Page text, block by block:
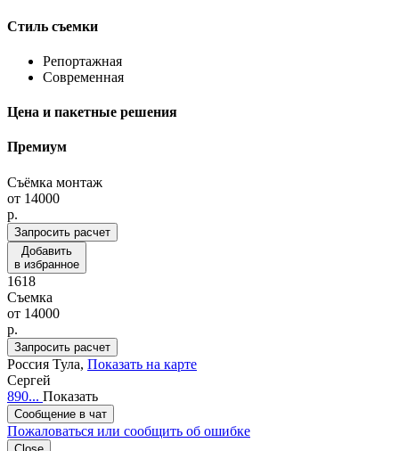
Стиль съемки
Репортажная
Современная
Цена и пакетные решения
Премиум
Съёмка монтаж
от 14000
p.
Запросить расчет
Добавить
в избранное
1618
Съемка
от 14000
p.
Запросить расчет
Россия Тула, Показать на карте
Сергей
890... Показать
Сообщение в чат
Пожаловаться или сообщить об ошибке